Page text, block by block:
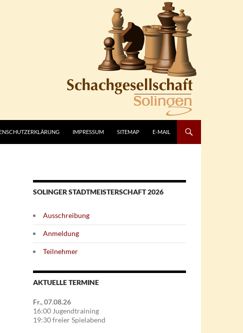
IMPRESSUM SITEMAP E-MAIL
SOLINGER STADTMEISTERSCHAFT 2026
Ausschreibung
Anmeldung
Teilnehmer
AKTUELLE TERMINE
Fr., 07.08.26
16:00 Jugendtraining
19:30 freier Spielabend